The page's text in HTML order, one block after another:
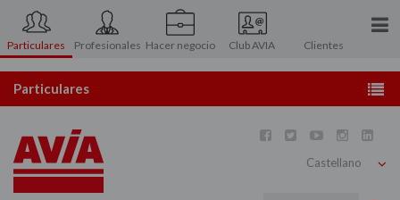
    
Particulares Profesionales Hacer negocio Club AVIA Clientes
Particulares
Estaciones de servicio
Tarjetas AVIA